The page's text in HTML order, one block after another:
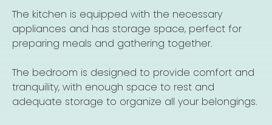
The kitchen is equipped with the necessary
appliances and has storage space, perfect for
preparing meals and gathering together.
The bedroom is designed to provide comfort and
tranquility, with enough space to rest and
adequate storage to organize all your belongings.